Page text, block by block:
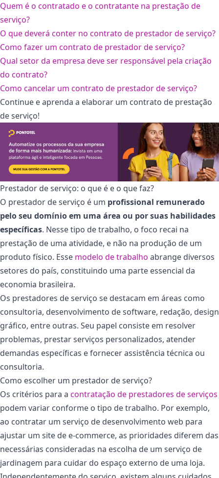
Quem é o contratado e o contratante na prestação de
serviço?
O que deverá conter no contrato de prestador de serviço?
Como fazer um contrato de prestador de serviço?
Qual setor da empresa deve ser responsável pela criação
do contrato?
Como cancelar um contrato de prestador de serviço?
Continue e aprenda a elaborar um contrato de prestação
de serviço!
Prestador de serviço: o que é e o que faz?
O prestador de serviço é um profissional remunerado
pelo seu domínio em uma área ou por suas habilidades
específicas. Nesse tipo de trabalho, o foco recai na
prestação de uma atividade, e não na produção de um
produto físico. Esse modelo de trabalho abrange diversos
setores do país, constituindo uma parte essencial da
economia brasileira.
Os prestadores de serviço se destacam em áreas como
consultoria, desenvolvimento de software, redação, design
gráfico, entre outras. Seu papel consiste em resolver
problemas, prestar serviços personalizados, atender
demandas específicas e fornecer assistência técnica ou
consultoria.
Como escolher um prestador de serviço?
Os critérios para a contratação de prestadores de serviços
podem variar conforme o tipo de trabalho. Por exemplo,
ao contratar um serviço de desenvolvimento web para
ajustar um site de e-commerce, as prioridades diferem das
necessárias consideradas na escolha de um serviço de
jardinagem para cuidar do espaço externo de uma loja.